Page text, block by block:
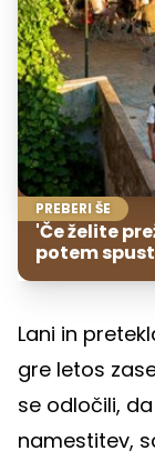
PREBERI ŠE
'Če želite
potem
Lani in
gre letos
se odločili,
namestitev,